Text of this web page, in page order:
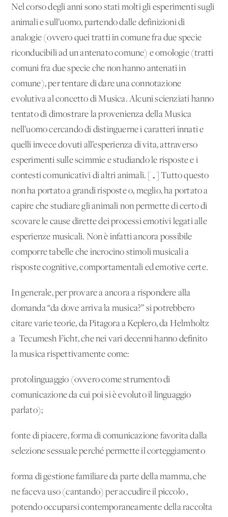
Nel corso degli anni sono stati molti gli esperimenti sugli
animali e sull’uomo, partendo dalle definizioni di
analogie (ovvero quei tratti in comune fra due specie
riconducibili ad un antenato comune) e omologie (tratti
comuni fra due specie che non hanno antenati in
comune), per tentare di dare una connotazione
evolutiva al concetto di Musica. Alcuni scienziati hanno
tentato di dimostrare la provenienza della Musica
nell’uomo cercando di distinguerne i caratteri innati e
quelli invece dovuti all’esperienza di vita, attraverso
esperimenti sulle scimmie e studiando le risposte e i
contesti comunicativi di altri animali. […] Tutto questo
non ha portato a grandi risposte o, meglio, ha portato a
capire che studiare gli animali non permette di certo di
scovare le cause dirette dei processi emotivi legati alle
esperienze musicali. Non è infatti ancora possibile
comporre tabelle che incrocino stimoli musicali a
risposte cognitive, comportamentali ed emotive certe.
In generale, per provare a ancora a rispondere alla
domanda “da dove arriva la musica?” si potrebbero
citare varie teorie, da Pitagora a Keplero, da Helmholtz
a Tecumesh Ficht, che nei vari decenni hanno definito
la musica rispettivamente come:
protolinguaggio (ovvero come strumento di
comunicazione da cui poi si è evoluto il linguaggio
parlato);
fonte di piacere, forma di comunicazione favorita dalla
selezione sessuale perché permette il corteggiamento
forma di gestione familiare da parte della mamma, che
ne faceva uso (cantando) per accudire il piccolo ,
potendo occuparsi contemporaneamente della raccolta